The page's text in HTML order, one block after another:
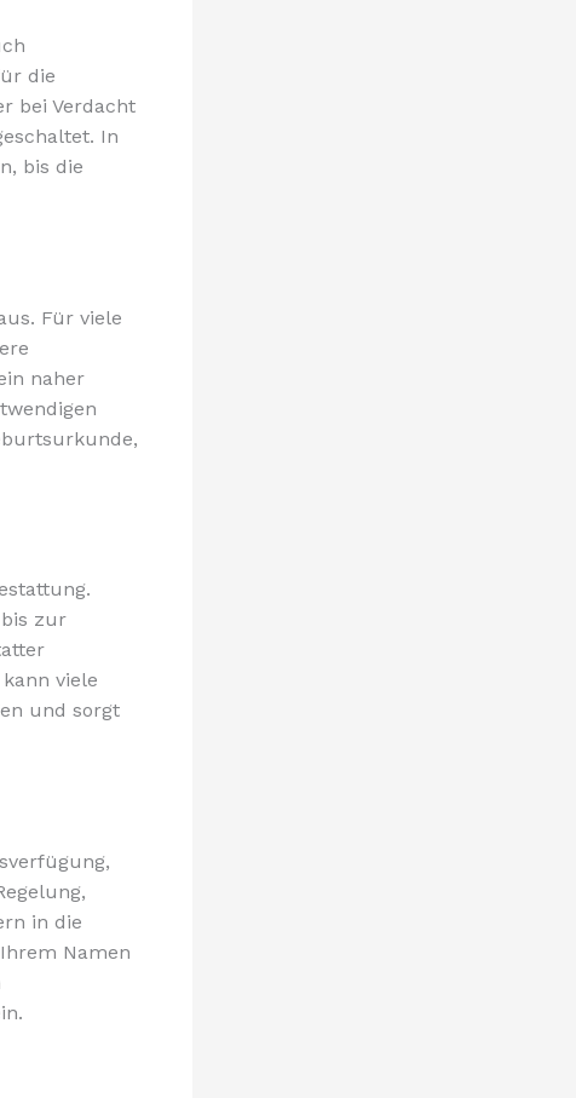
die
bei Verdacht
In
bis die
Für viele
naher
zur
viele
und sorgt
in die
Namen